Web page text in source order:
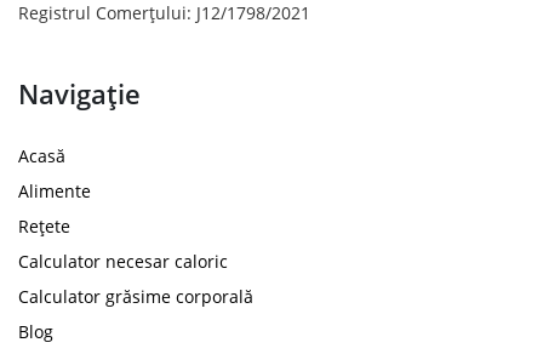
Registrul Comerțului: J12/1798/2021
Navigație
Acasă
Alimente
Rețete
Calculator necesar caloric
Calculator grăsime corporală
Blog